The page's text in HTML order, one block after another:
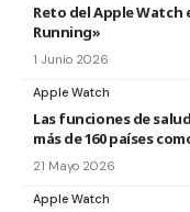
Reto del Apple Watch
Running»
1 Junio 2026
Apple Watch
Las funciones de
más de 160 países
21 Mayo 2026
Apple Watch